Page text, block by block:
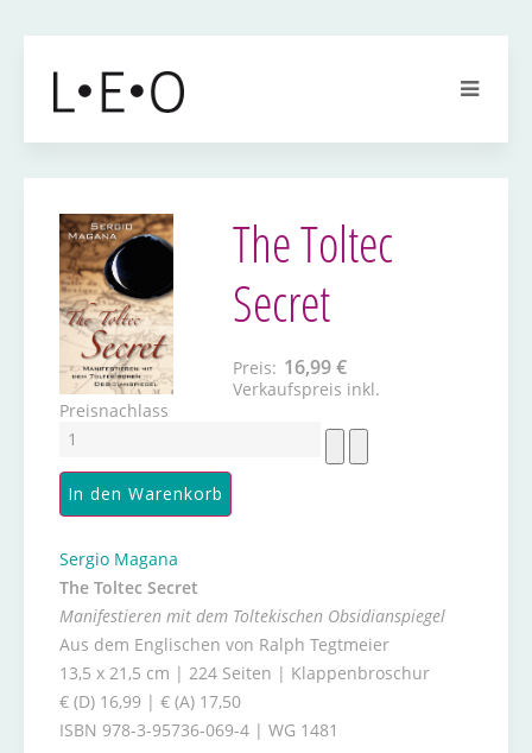
The Toltec
Secret
Preis: 16,99 €
Verkaufspreis inkl.
Preisnachlass
Sergio Magana
The Toltec Secret
Manifestieren mit dem Toltekischen Obsidianspiegel
Aus dem Englischen von Ralph Tegtmeier
13,5 x 21,5 cm | 224 Seiten | Klappenbroschur
€ (D) 16,99 | € (A) 17,50
ISBN 978-3-95736-069-4 | WG 1481